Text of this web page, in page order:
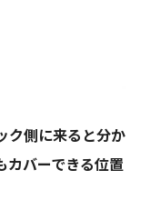
ク側に来ると分か
カバーできる位置